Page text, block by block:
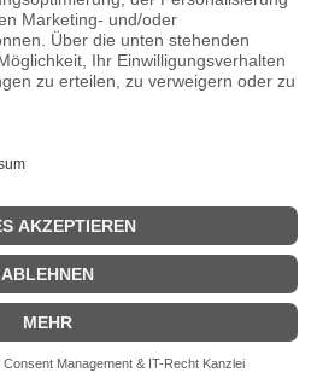
+ Premier
-
(für 138 TB
+ Premier Support -